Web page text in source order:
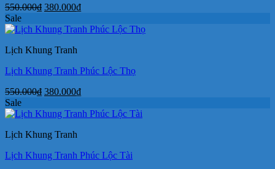
550.000₫ Giá
là:
380.000₫Giá
tại
Sale
Lịch Khung Tranh
Lịch Khung Tranh Phúc Lộc Thọ
550.000₫ Giá
là:
380.000₫Giá
tại
Sale
Lịch Khung Tranh
Lịch Khung Tranh Phúc Lộc Tài